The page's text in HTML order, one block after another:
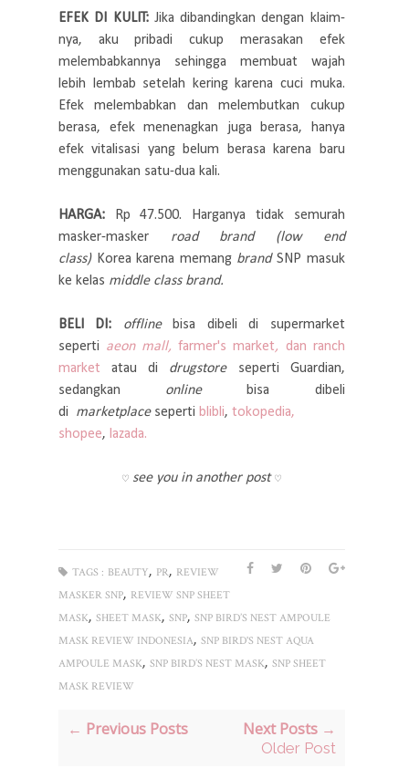
EFEK DI KULIT: Jika dibandingkan dengan klaim-
nya, aku pribadi cukup merasakan efek
melembabkannya sehingga membuat wajah
lebih lembab setelah kering karena cuci muka.
Efek melembabkan dan melembutkan cukup
berasa, efek menenagkan juga berasa, hanya
efek vitalisasi yang belum berasa karena baru
menggunakan satu-dua kali.
HARGA:
Rp 47.500. Harganya tidak semurah
masker-masker road brand (low end
class) Korea karena memang brandSNP masuk
ke kelas middle class brand.
BELI DI: offline
bisa dibeli di supermarket
seperti aeon mall, farmer's market, dan ranch
market atau di drugstore seperti Guardian,
sedangkan online bisa dibeli
di marketplace seperti blibli, tokopedia,
shopee, lazada.
♡ see you in another post ♡
TAGS : BEAUTY, PR, REVIEW
MASKER SNP, REVIEW SNP SHEET
MASK, SHEET MASK, SNP, SNP BIRD’S NEST AMPOULE
MASK REVIEW INDONESIA, SNP BIRD'S NEST AQUA
AMPOULE MASK, SNP BIRD’S NEST MASK, SNP SHEET
MASK REVIEW
← Previous Posts Next Posts →
Older Post